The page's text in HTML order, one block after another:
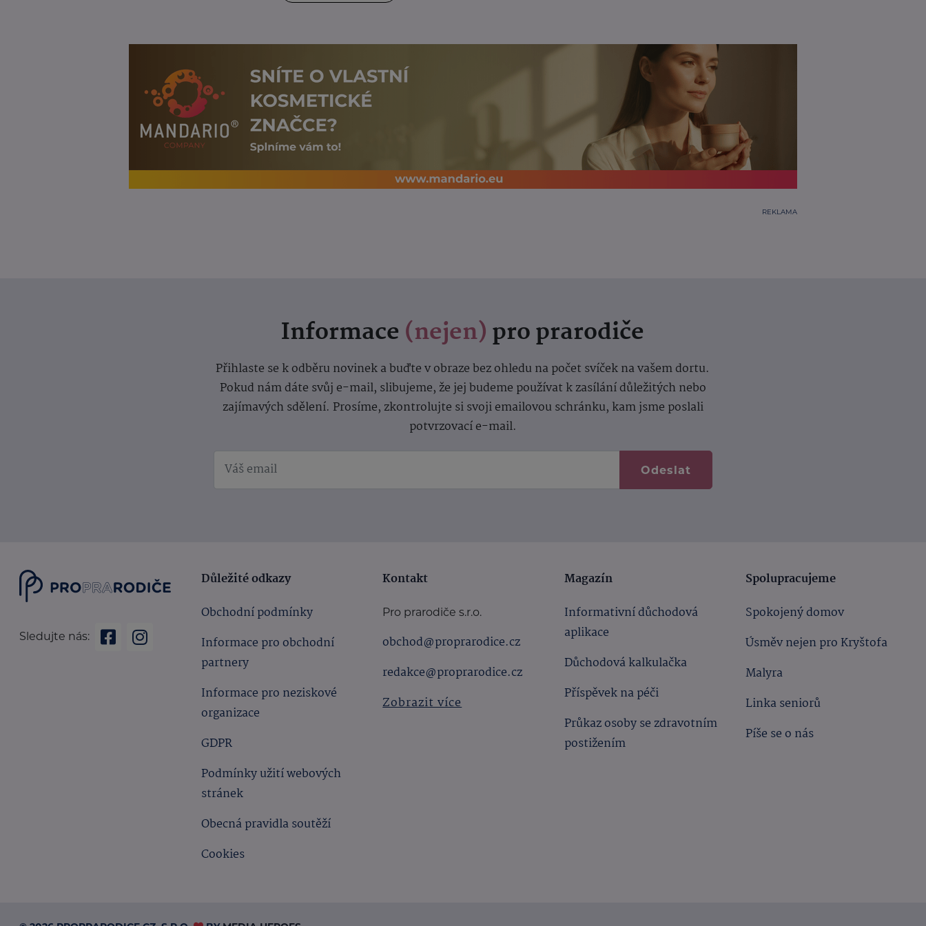
REKLAMA
Informace (nejen)pro prarodiče
Přihlaste se k odběru novinek a buďte v obraze bez ohledu na počet svíček na vašem dortu.
Pokud nám dáte svůj e-mail, slibujeme, že jej budeme používat k zasílání důležitých nebo
zajímavých sdělení. Prosíme, zkontrolujte si svoji emailovou schránku, kam jsme poslali
potvrzovací e-mail.
Odeslat
Sledujte nás:
Důležité odkazy
Obchodní podmínky
Informace pro obchodní
partnery
Informace pro neziskové
organizace
GDPR
Podmínky užití webových
stránek
Obecná pravidla soutěží
Cookies
Kontakt
Pro prarodiče s.r.o.
obchod@proprarodice.cz
redakce@proprarodice.cz
Zobrazit více
Magazín
Informativní důchodová
aplikace
Důchodová kalkulačka
Příspěvek na péči
Průkaz osoby se zdravotním
postižením
Spolupracujeme
Spokojený domov
Úsměv nejen pro Kryštofa
Malyra
Linka seniorů
Píše se o nás